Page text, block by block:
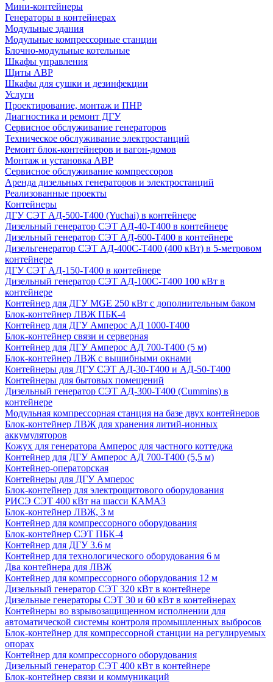
Мини-контейнеры
Генераторы в контейнерах
Модульные здания
Модульные компрессорные станции
Блочно-модульные котельные
Шкафы управления
Щиты АВР
Шкафы для сушки и дезинфекции
Услуги
Проектирование, монтаж и ПНР
Диагностика и ремонт ДГУ
Сервисное обслуживание генераторов
Техническое обслуживание электростанций
Ремонт блок-контейнеров и вагон-домов
Монтаж и установка АВР
Сервисное обслуживание компрессоров
Аренда дизельных генераторов и электростанций
Реализованные проекты
Контейнеры
ДГУ СЭТ АД-500-Т400 (Yuchai) в контейнере
Дизельный генератор СЭТ АД-40-Т400 в контейнере
Дизельный генератор СЭТ АД-600-Т400 в контейнере
Дизельгенератор СЭТ АД-400С-Т400 (400 кВт) в 5-метровом
контейнере
ДГУ СЭТ АД-150-Т400 в контейнере
Дизельный генератор СЭТ АД-100С-Т400 100 кВт в
контейнере
Контейнер для ДГУ MGE 250 кВт с дополнительным баком
Блок-контейнер ЛВЖ ПБК-4
Контейнер для ДГУ Амперос АД 1000-Т400
Блок-контейнер связи и серверная
Контейнер для ДГУ Амперос АД 700-Т400 (5 м)
Блок-контейнер ЛВЖ с вышибными окнами
Контейнеры для ДГУ СЭТ АД-30-Т400 и АД-50-Т400
Контейнеры для бытовых помещений
Дизельный генератор СЭТ АД-300-Т400 (Cummins) в
контейнере
Модульная компрессорная станция на базе двух контейнеров
Блок-контейнер ЛВЖ для хранения литий-ионных
аккумуляторов
Кожух для генератора Амперос для частного коттеджа
Контейнер для ДГУ Амперос АД 700-Т400 (5,5 м)
Контейнер-операторская
Контейнеры для ДГУ Амперос
Блок-контейнер для электрощитового оборудования
РИСЭ СЭТ 400 кВт на шасси КАМАЗ
Блок-контейнер ЛВЖ, 3 м
Контейнер для компрессорного оборудования
Блок-контейнер СЭТ ПБК-4
Контейнер для ДГУ 3.6 м
Контейнер для технологического оборудования 6 м
Два контейнера для ЛВЖ
Контейнер для компрессорного оборудования 12 м
Дизельный генератор СЭТ 320 кВт в контейнере
Дизельные генераторы СЭТ 30 и 60 кВт в контейнерах
Контейнеры во взрывозащищенном исполнении для
автоматической системы контроля промышленных выбросов
Блок-контейнер для компрессорной станции на регулируемых
опорах
Контейнер для компрессорного оборудования
Дизельный генератор СЭТ 400 кВт в контейнере
Блок-контейнер связи и коммуникаций